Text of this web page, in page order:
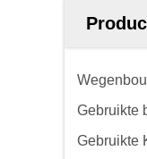
Gebruikte
Gebruikte